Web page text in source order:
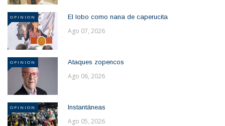
OPINION El lobo como nana de caperucita
Ago 07, 2026
OPINION Ataques zopencos
Ago 06, 2026
OPINION Instantáneas
Ago 05, 2026